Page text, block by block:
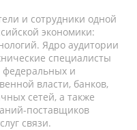
и сотрудники одной
экономики:
Ядро аудитории
специалисты
и
власти, банков,
сетей, а также
поставщиков
связи.